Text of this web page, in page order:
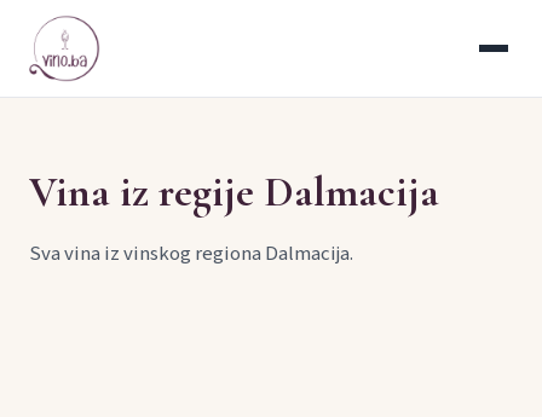
Vina iz regije Dalmacija
Sva vina iz vinskog regiona Dalmacija.